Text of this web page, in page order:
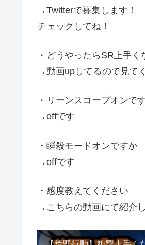
→Twitterで募集します！
チェックしてね！
・どうやったらSR上手く
→動画upしてるので見て
・リーンスコープオンで
→offです
・瞬殺モードオンですか
→offです
・感度教えてください
→こちらの動画にて紹介